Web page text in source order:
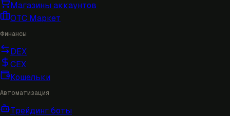
Магазины аккаунтов
OTC Маркет
Финансы
DEX
CEX
Кошельки
Автоматизация
Трейдинг боты